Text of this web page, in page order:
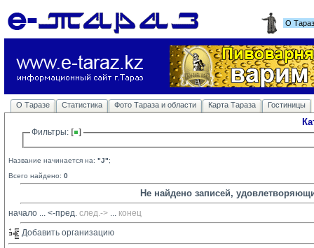
О
О Таразе Статистика Фото Тараза и области Карта Тараза Гостиницы
Фильтры:
Название начинается на: "J";
Всего найдено: 0
Не найдено записей,
начало ... <-пред. след.-> ... конец
Добавить организацию